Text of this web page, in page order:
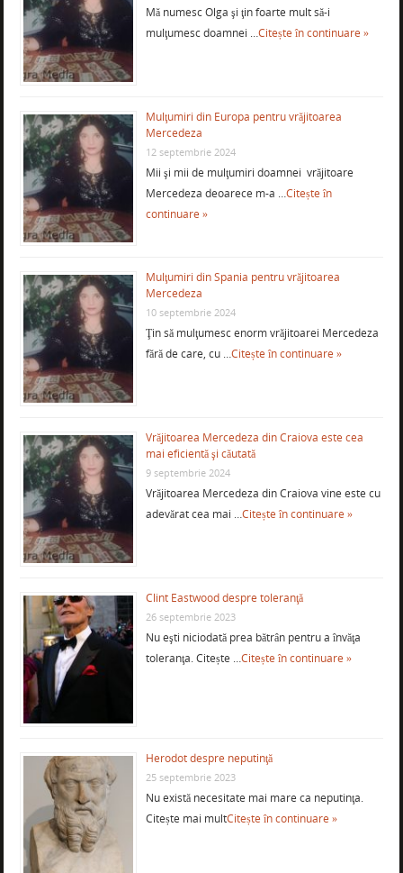
Mă numesc Olga şi ţin foarte mult să-i
mulţumesc doamnei …Citește în continuare »
Mulţumiri din Europa pentru vrăjitoarea
Mercedeza
12 septembrie 2024
Mii şi mii de mulţumiri doamnei vrăjitoare
Mercedeza deoarece m-a …Citește în
continuare »
Mulţumiri din Spania pentru vrăjitoarea
Mercedeza
10 septembrie 2024
Ţin să mulţumesc enorm vrăjitoarei Mercedeza
fără de care, cu …Citește în continuare »
Vrăjitoarea Mercedeza din Craiova este cea
mai eficientă şi căutată
9 septembrie 2024
Vrăjitoarea Mercedeza din Craiova vine este cu
adevărat cea mai …Citește în continuare »
Clint Eastwood despre toleranţă
26 septembrie 2023
Nu eşti niciodată prea bătrân pentru a învăţa
toleranţa. Citește …Citește în continuare »
Herodot despre neputinţă
25 septembrie 2023
Nu există necesitate mai mare ca neputinţa.
Citește mai multCitește în continuare »